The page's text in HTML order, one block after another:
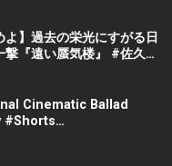
よ】過去の栄光にすがる日
『遠い蜃気楼』 #佐久間
Cinematic Ballad
#Shorts
#Piano